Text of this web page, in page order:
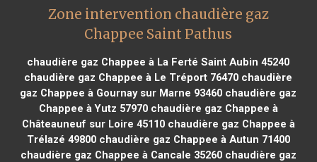
Zone intervention chaudière gaz
Chappee Saint Pathus
chaudière gaz Chappee à La Ferté Saint Aubin 45240
chaudière gaz Chappee à Le Tréport 76470 chaudière
gaz Chappee à Gournay sur Marne 93460 chaudière gaz
Chappee à Yutz 57970chaudière gaz Chappee à
Châteauneuf sur Loire 45110chaudière gaz Chappee à
Trélazé 49800chaudière gaz Chappee à Autun 71400
chaudière gaz Chappee à Cancale 35260chaudière gaz